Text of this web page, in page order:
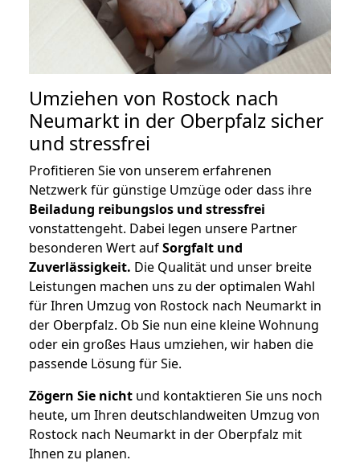
Umziehen von Rostock nach
Neumarkt in der Oberpfalz sicher
und stressfrei
Profitieren Sie von unserem erfahrenen
Netzwerk für günstige Umzüge oder dass ihre
Beiladung reibungslos und stressfrei
vonstattengeht. Dabei legen unsere Partner
besonderen Wert aufSorgfalt und
Zuverlässigkeit. Die Qualität und unser breite
Leistungen machen uns zu der optimalen Wahl
für Ihren Umzug von Rostock nach Neumarkt in
der Oberpfalz. Ob Sie nun eine kleine Wohnung
oder ein großes Haus umziehen, wir haben die
passende Lösung für Sie.
Zögern Sie nicht und kontaktieren Sie uns noch
heute, um Ihren deutschlandweiten Umzug von
Rostock nach Neumarkt in der Oberpfalz mit
Ihnen zu planen.